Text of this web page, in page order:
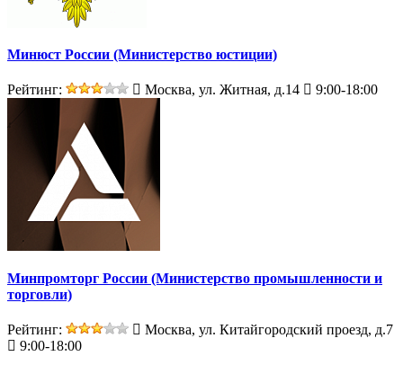
Минюст России (Министерство юстиции)
Рейтинг: Москва, ул. Житная, д.14 9:00-18:00
Минпромторг России (Министерство промышленности и
торговли)
Рейтинг:
Москва, ул. Китайгородский проезд, д.7
9:00-18:00